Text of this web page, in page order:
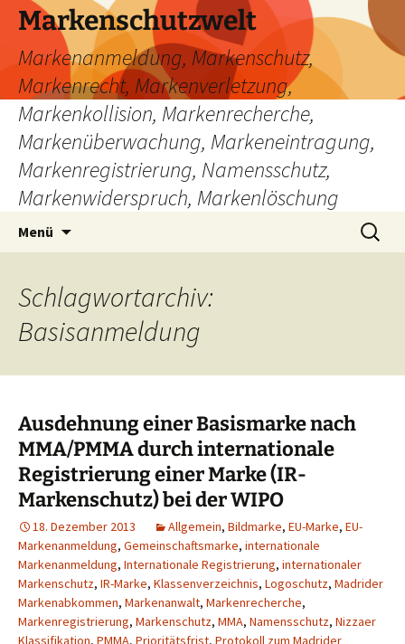
Zum
Inhalt
springen
Markenschutzwelt
Markenanmeldung, Markenschutz,
Markenrecht, Markenverletzung,
Markenkollision, Markenrecherche,
Markenüberwachung, Markeneintragung,
Markenregistrierung, Namensschutz,
Markenwiderspruch, Markenlöschung
Menü
Suchen
nach:
Schlagwortarchiv:
Basisanmeldung
Ausdehnung einer Basismarke nach
MMA/PMMA durch internationale
Registrierung einer Marke (IR-
Markenschutz) bei der WIPO
18. Dezember 2013 Allgemein, Bildmarke, EU-Marke, EU-
Markenanmeldung, Gemeinschaftsmarke, internationale
Markenanmeldung, Internationale Registrierung, internationaler
Markenschutz, IR-Marke, Klassenverzeichnis, Logoschutz, Madrider
Markenabkommen, Markenanwalt, Markenrecherche,
Markenregistrierung, Markenschutz, MMA, Namensschutz, Nizzaer
Klassifikation, PMMA, Prioritätsfrist, Protokoll zum Madrider